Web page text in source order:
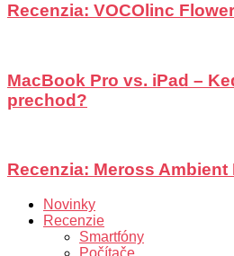
Recenzia: VOCOlinc
MacBook Pro vs. iPad –
prechod?
Recenzia: Meross Ambient
Novinky
Recenzie
Smartfóny
Počítače